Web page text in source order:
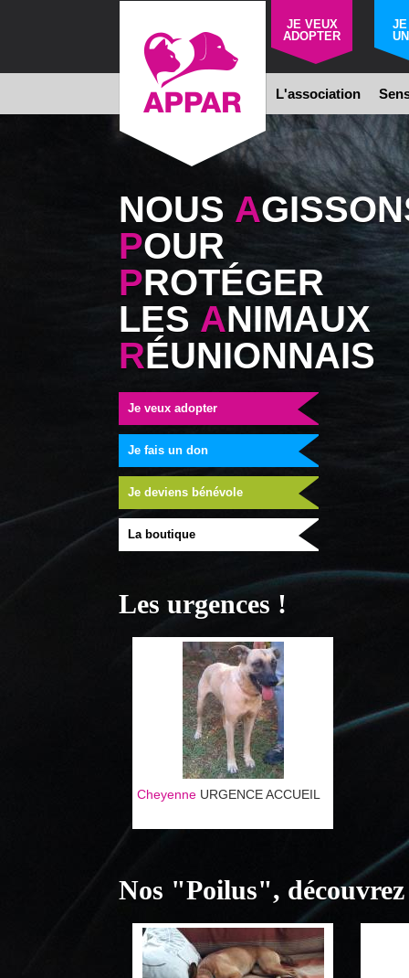
JE VEUX
ADOPTER
JE
L'association
NOUS A
POUR
PROTÉGER
LES ANIMAUX
RÉUNIONNAIS
Je veux adopter
Je fais un don
Je deviens bénévole
La boutique
Urnes
Bonjour à
spécial
par une
réalise de
Les urgences !
Cheyenne URGENCE ACCUEIL
Nos "Poilus", découvrez